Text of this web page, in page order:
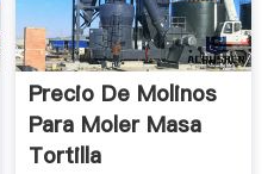
Precio De Molinos
Para Moler Masa
Tortilla